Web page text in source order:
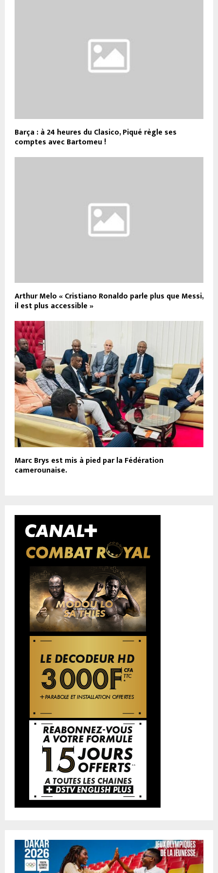
Barça : à 24 heures du Clasico, Piqué règle ses
comptes avec Bartomeu !
Arthur Melo « Cristiano Ronaldo parle plus que Messi,
il est plus accessible »
Marc Brys est mis à pied par la Fédération
camerounaise.